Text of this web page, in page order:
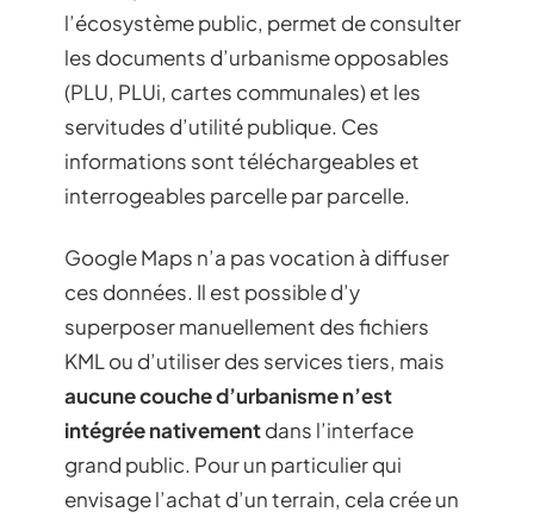
l’écosystème public, permet de consulter
les documents d’urbanisme opposables
(PLU, PLUi, cartes communales) et les
servitudes d’utilité publique. Ces
informations sont téléchargeables et
interrogeables parcelle par parcelle.
Google Maps n’a pas vocation à diffuser
ces données. Il est possible d’y
superposer manuellement des fichiers
KML ou d’utiliser des services tiers, mais
aucune couche d’urbanisme n’est
intégrée nativementdans l’interface
grand public. Pour un particulier qui
envisage l’achat d’un terrain, cela crée un